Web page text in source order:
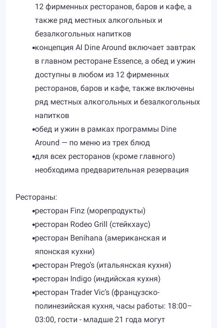
12 фирменных ресторанов, баров и кафе, а
также ряд местных алкогольных и
безалкогольных напитков
концепция AI Dine Around включает завтрак
в главном ресторане Essence, а обед и ужин
доступны в любом из 12 фирменных
ресторанов, баров и кафе, также включены
ряд местных алкогольных и безалкогольных
напитков
обед и ужин в рамках программы Dine
Around — по меню из трех блюд
для всех ресторанов (кроме главного)
необходима предварительная резервация
Рестораны:
ресторан Finz (морепродукты)
ресторан Rodeo Grill (стейкхаус)
ресторан Benihana (американская и
японская кухни)
ресторан Prego’s (итальянская кухня)
ресторан Indigo (индийская кухня)
ресторан Trader Vic’s (французско-
полинезийская кухня, часы работы: 18:00–
03:00, гости - младше 21 года могут